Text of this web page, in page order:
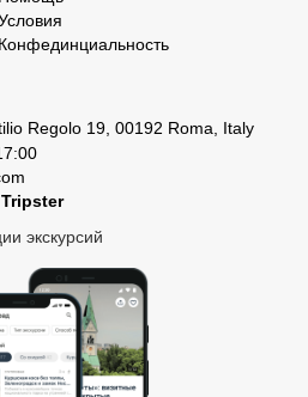
Конфединциальность
Regolo 19, 00192 Roma, Italy
экскурсий